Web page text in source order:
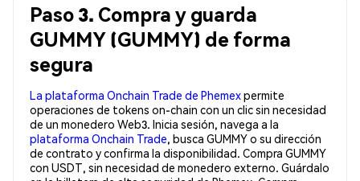
Paso 3. Compra y guarda
GUMMY (GUMMY) de forma
segura
La plataforma Onchain Trade de Phemexpermite
operaciones de tokens on-chain con un clic sin necesidad
de un monedero Web3. Inicia sesión, navega a la
plataforma Onchain Trade, busca GUMMY o su dirección
de contrato y confirma la disponibilidad. Compra GUMMY
con USDT, sin necesidad de monedero externo. Guárdalo